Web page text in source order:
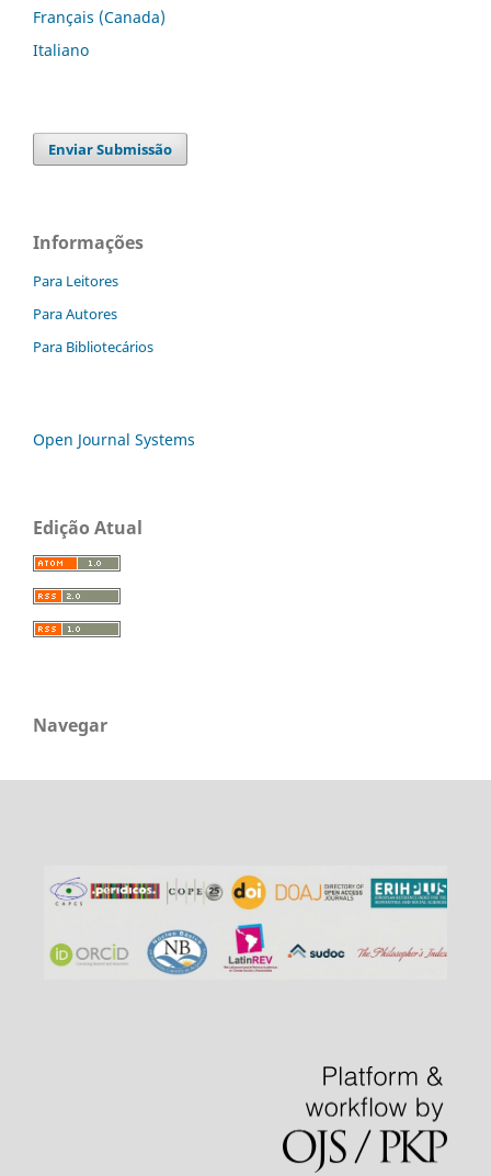
Français (Canada)
Italiano
Enviar Submissão
Informações
Para Leitores
Para Autores
Para Bibliotecários
Open Journal Systems
Edição Atual
Navegar